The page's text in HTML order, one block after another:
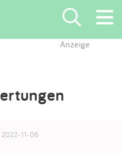
Anzeige
2022-11-06